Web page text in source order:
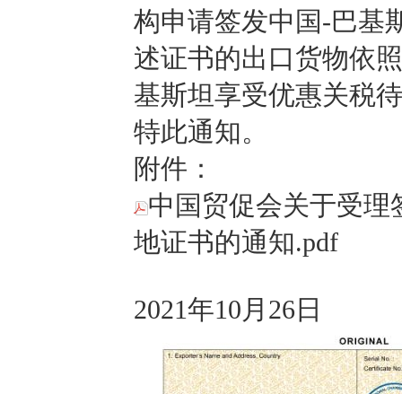
构申请签发中国-巴基
述证书的出口货物依
基斯坦享受优惠关税
特此通知。
附件：
中国贸促会关于受理
地证书的通知.pdf
2021年10月26日